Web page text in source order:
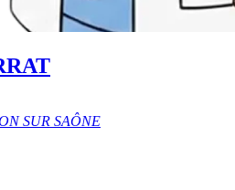
SUR SAÔNE